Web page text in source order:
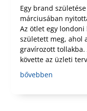
Egy brand
márciusában
Az ötlet egy londoni
született meg, ahol
gravírozott
követte az üzleti
bővebben